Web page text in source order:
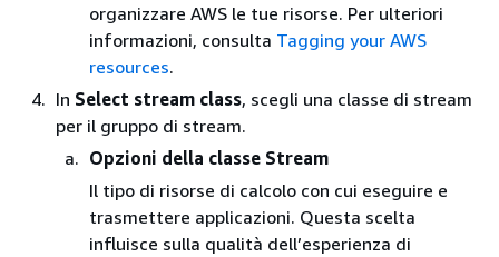
organizzare AWS le tue risorse. Per ulteriori
informazioni, consulta Tagging your AWS
resources.
In Select stream class, scegli una classe di stream
per il gruppo di stream.
Opzioni della classe Stream
Il tipo di risorse di calcolo con cui eseguire e
trasmettere applicazioni. Questa scelta
influisce sulla qualità dell’esperienza di